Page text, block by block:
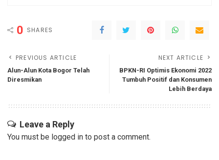
0 SHARES
PREVIOUS ARTICLE
Alun-Alun Kota Bogor Telah
Diresmikan
NEXT ARTICLE
BPKN-RI Optimis Ekonomi 2022
Tumbuh Positif dan Konsumen
Lebih Berdaya
Leave a Reply
You must be logged in to post a comment.